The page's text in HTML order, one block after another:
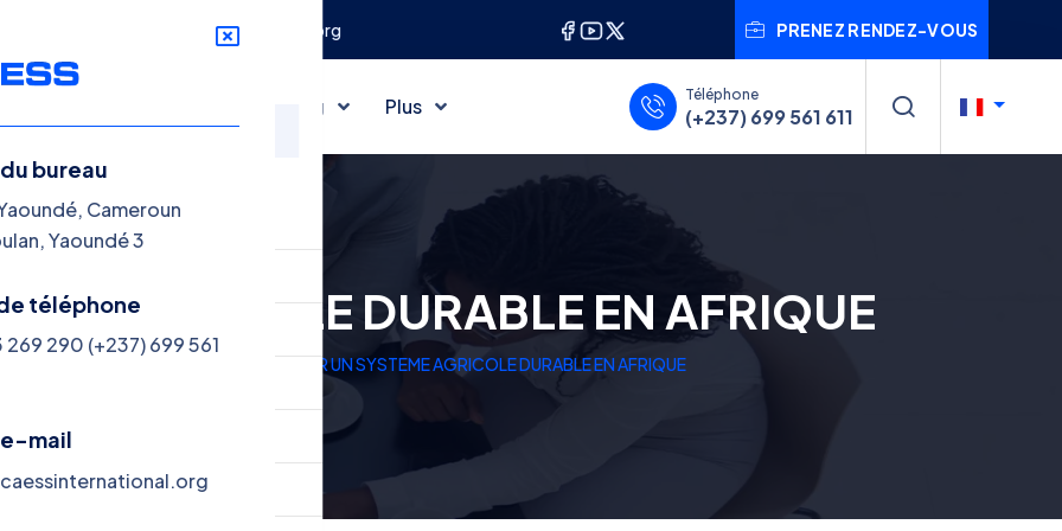
3 contact@caessinternational.org PRENEZ RENDEZ-VOUS
Consulting Plus Téléphone
(+237) 699 561 611
bureau
Cameroun
Yaoundé 3
téléphone
269 290 (+237) 699 561
mail
AGRICOLE DURABLE EN AFRIQUE
POUR UN SYSTEME AGRICOLE DURABLE EN AFRIQUE